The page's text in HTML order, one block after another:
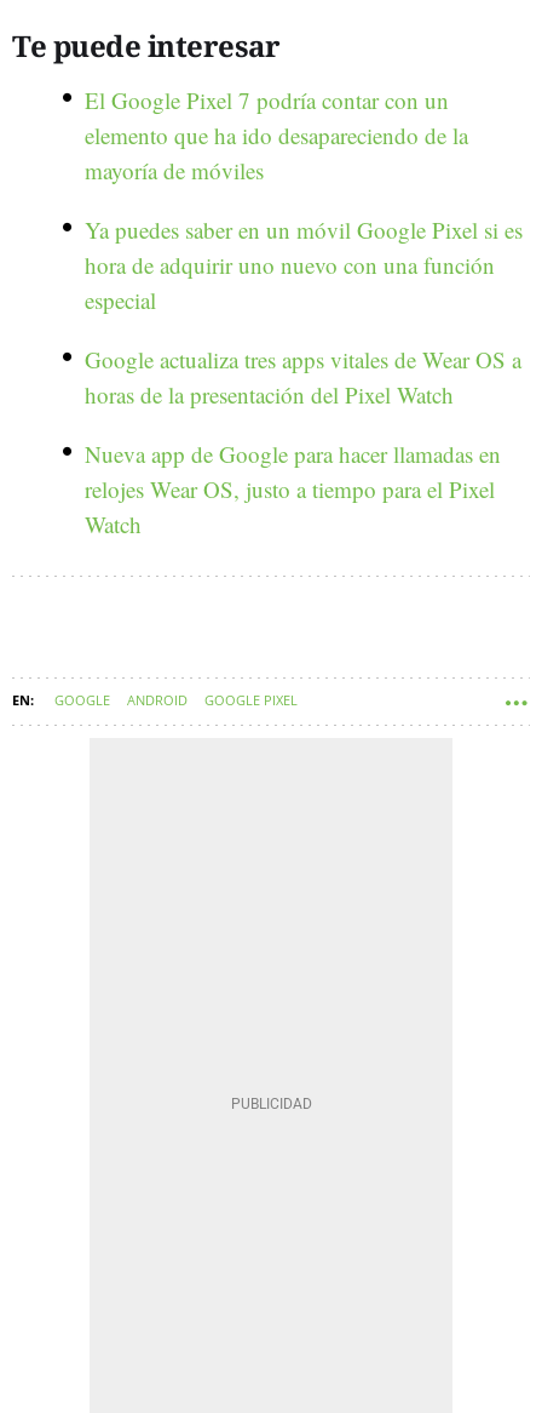
Te puede interesar
El Google Pixel 7 podría contar con un
elemento que ha ido desapareciendo de la
mayoría de móviles
Ya puedes saber en un móvil Google Pixel si es
hora de adquirir uno nuevo con una función
especial
Google actualiza tres apps vitales de Wear OS a
horas de la presentación del Pixel Watch
Nueva app de Google para hacer llamadas en
relojes Wear OS, justo a tiempo para el Pixel
Watch
GOOGLE ANDROID GOOGLE PIXEL